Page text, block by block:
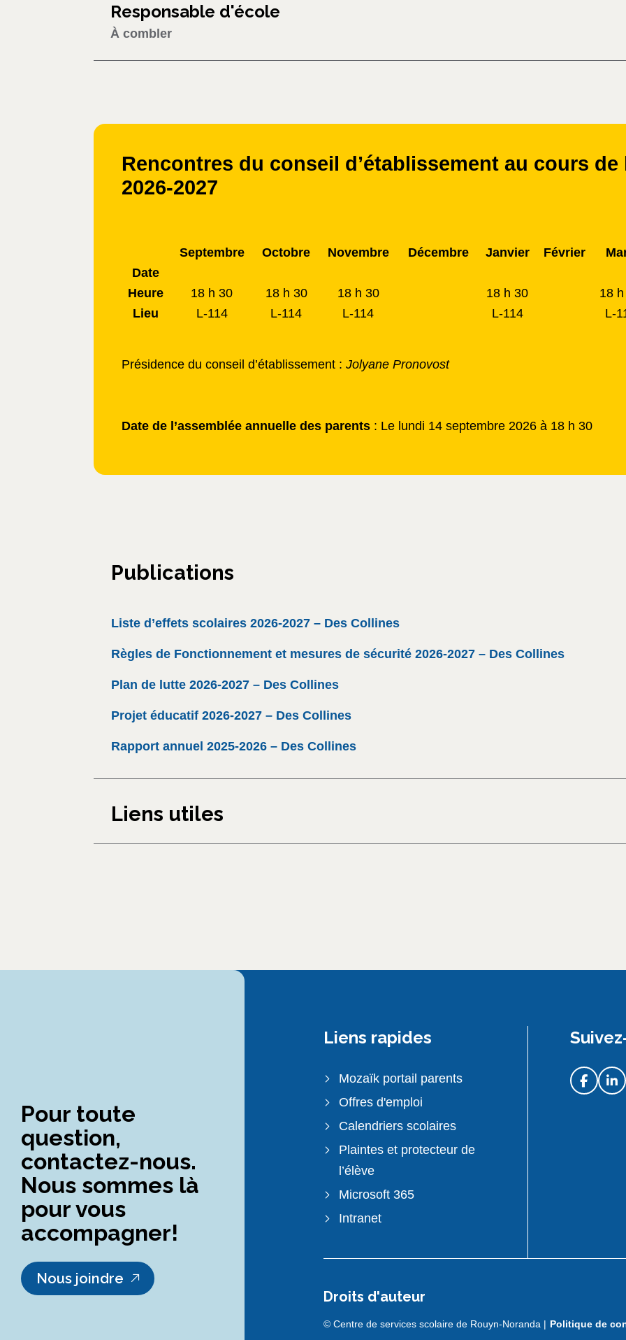
Responsable d'école
À combler
Rencontres du conseil d’établissement au cours de
2026-2027
Septembre Octobre Novembre Décembre Janvier Février
Date
Heure
18 h 30 18 h 30 18 h 30 18 h 30
18
Lieu
L-114 L-114 L-114 L-114 L-
Présidence du conseil d’établissement : Jolyane Pronovost
Date de l’assemblée annuelle des parents : Le lundi 14 septembre 2026 à 18 h 30
Publications
Liste d’effets scolaires 2026-2027 – Des Collines
Règles de Fonctionnement et mesures de sécurité 2026-2027 – Des Collines
Plan de lutte 2026-2027 – Des Collines
Projet éducatif 2026-2027 – Des Collines
Rapport annuel 2025-2026 – Des Collines
Liens utiles
Pour toute
question,
contactez-nous.
Nous sommes là
pour vous
accompagner!
Nous joindre
Liens rapides
Mozaïk portail parents
Offres d'emploi
Calendriers scolaires
Plaintes et protecteur de
l’élève
Microsoft 365
Intranet
Droits d'auteur
© Centre de services scolaire de Rouyn-Noranda | Politique de